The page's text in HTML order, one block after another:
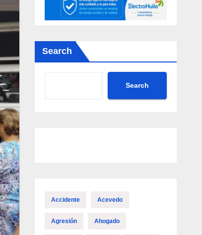
Search
Search
Accidente Acevedo
Agresión Ahogado